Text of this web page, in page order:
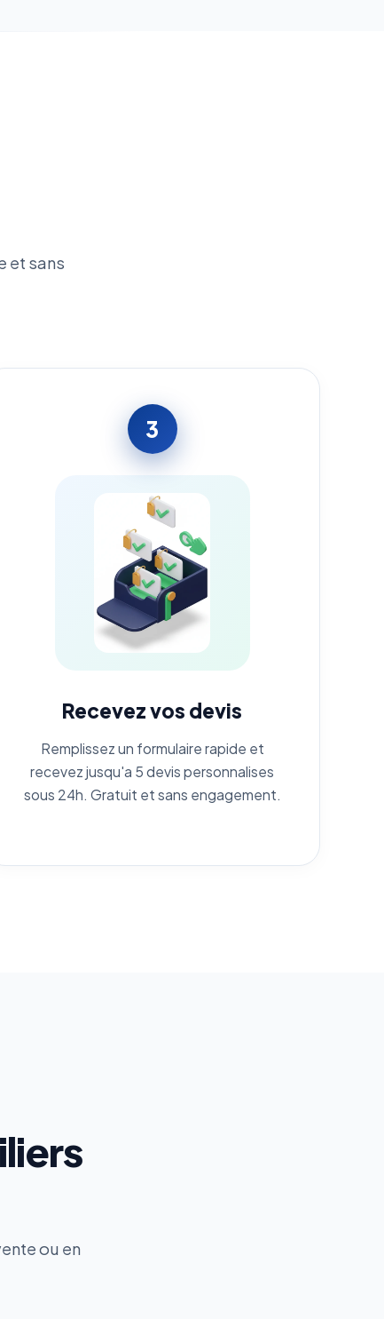
et sans
3
Recevez vos devis
Remplissez un formulaire rapide et
recevez jusqu'a 5 devis personnalises
sous 24h. Gratuit et sans engagement.
ou en